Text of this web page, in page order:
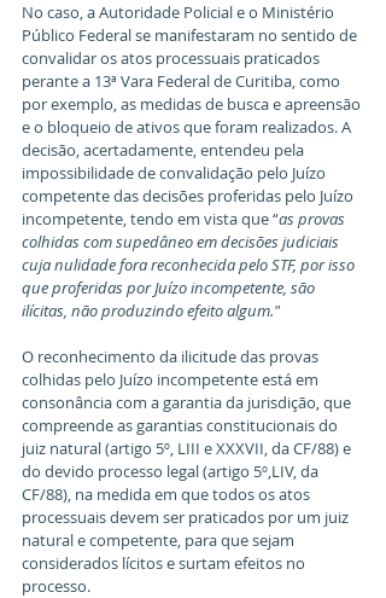
No caso, a Autoridade Policial e o Ministério
Público Federal se manifestaram no sentido de
convalidar os atos processuais praticados
perante a 13ª Vara Federal de Curitiba, como
por exemplo, as medidas de busca e apreensão
e o bloqueio de ativos que foram realizados. A
decisão, acertadamente, entendeu pela
impossibilidade de convalidação pelo Juízo
competente das decisões proferidas pelo Juízo
incompetente, tendo em vista que “as provas
colhidas com supedâneo em decisões judiciais
cuja nulidade fora reconhecida pelo STF, por isso
que proferidas por Juízo incompetente, são
ilícitas, não produzindo efeito algum."
O reconhecimento da ilicitude das provas
colhidas pelo Juízo incompetente está em
consonância com a garantia da jurisdição, que
compreende as garantias constitucionais do
juiz natural (artigo 5º, LIII e XXXVII, da CF/88) e
do devido processo legal (artigo 5º,LIV, da
CF/88), na medida em que todos os atos
processuais devem ser praticados por um juiz
natural e competente, para que sejam
considerados lícitos e surtam efeitos no
processo.